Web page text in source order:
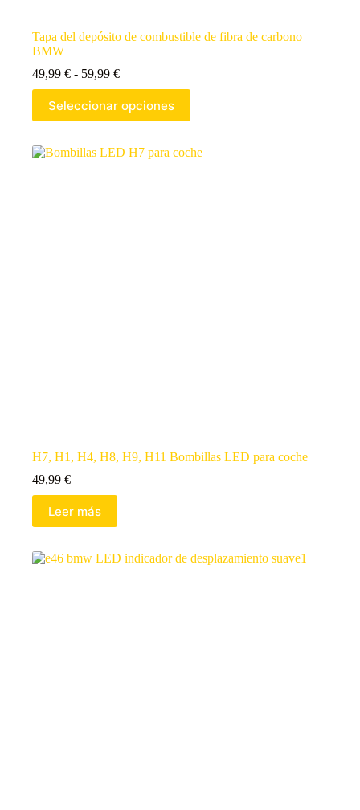
Tapa del depósito de combustible de fibra de carbono
BMW
49,99 € - 59,99 €
Seleccionar opciones
H7, H1, H4, H8, H9, H11 Bombillas LED para coche
49,99 €
Leer más